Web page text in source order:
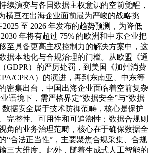
续演变与各国数据主权意识的空前觉醒，
横亘在出海企业面前最为严峻的战略挑
2025 至 2026 年发布的趋势预测，为降低
年将有超过 75% 的欧洲和中东企业把
至具备更高主权控制力的解决方案中，这
据本地化与合规治理的门槛。从欧盟《通
GDPR）的严厉处罚，到美国《加州消费
CPRA）的演进，再到东南亚、中东等
密集出台，中国出海企业面临着空前复杂
语境下，需严格界定“数据安全”与“数据
数据安全属于技术防御范畴，核心是保护
完整性、可用性和可追溯性；数据合规则
角的业务治理范畴，核心在于确保数据全
“合法正当性”，主要聚焦合规采集、合规
三大维度。此外，随着生成式人工智能的